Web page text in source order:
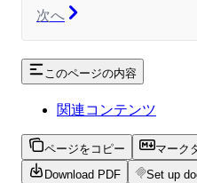
次へ
このページの内容
関連コンテンツ
ページをコピー
マーク
Download PDF
Set up